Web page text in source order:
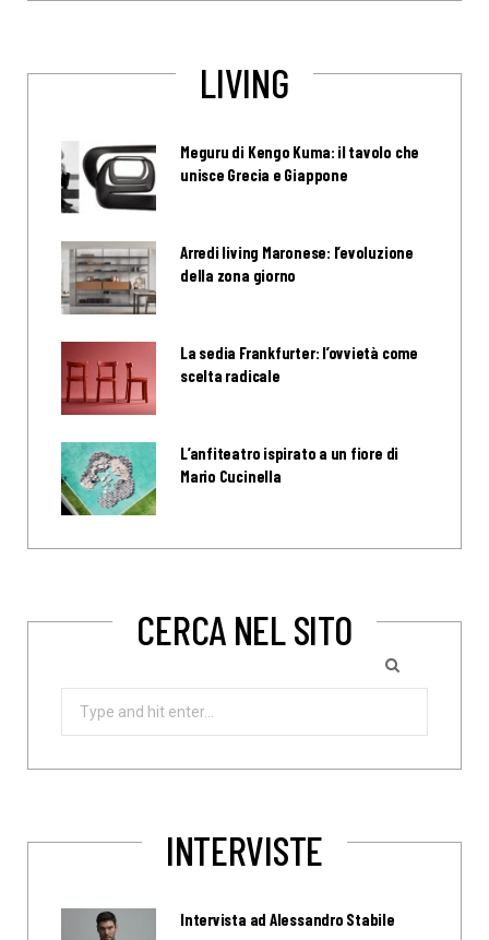
LIVING
Meguru di Kengo Kuma: il tavolo che
unisce Grecia e Giappone
Arredi living Maronese: l’evoluzione
della zona giorno
La sedia Frankfurter: l’ovvietà come
scelta radicale
L’anfiteatro ispirato a un fiore di
Mario Cucinella
CERCA NEL SITO
Search
INTERVISTE
Intervista ad Alessandro Stabile